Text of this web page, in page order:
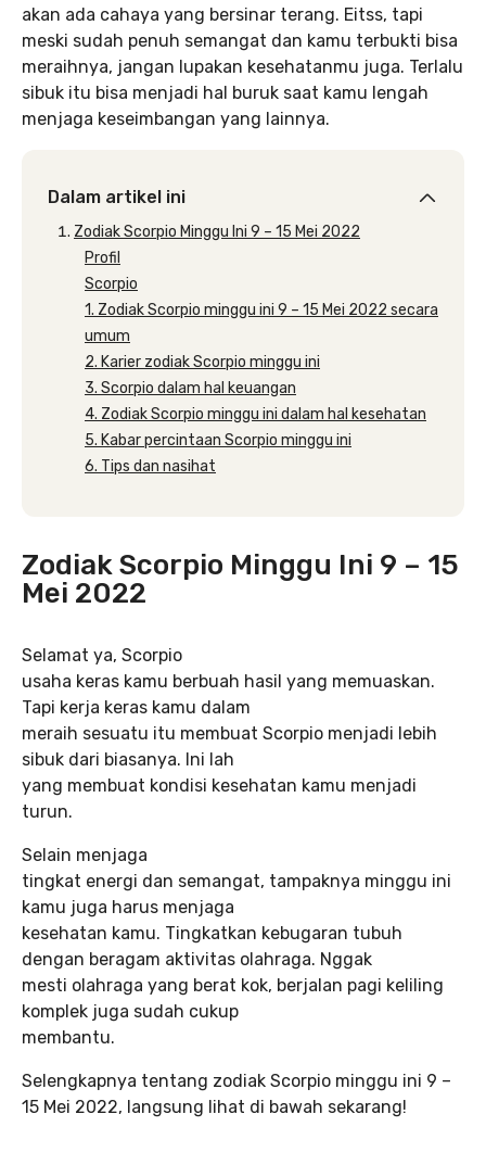
akan ada cahaya yang bersinar terang. Eitss, tapi
meski sudah penuh semangat dan kamu terbukti bisa
meraihnya, jangan lupakan kesehatanmu juga. Terlalu
sibuk itu bisa menjadi hal buruk saat kamu lengah
menjaga keseimbangan yang lainnya.
Dalam artikel ini
Zodiak Scorpio Minggu Ini 9 – 15 Mei 2022
Profil
Scorpio
1. Zodiak Scorpio minggu ini 9 – 15 Mei 2022 secara
umum
2. Karier zodiak Scorpio minggu ini
3. Scorpio dalam hal keuangan
4. Zodiak Scorpio minggu ini dalam hal kesehatan
5. Kabar percintaan Scorpio minggu ini
6. Tips dan nasihat
Zodiak Scorpio Minggu Ini 9 – 15
Mei 2022
Selamat ya, Scorpio
usaha keras kamu berbuah hasil yang memuaskan.
Tapi kerja keras kamu dalam
meraih sesuatu itu membuat Scorpio menjadi lebih
sibuk dari biasanya. Ini lah
yang membuat kondisi kesehatan kamu menjadi
turun.
Selain menjaga
tingkat energi dan semangat, tampaknya minggu ini
kamu juga harus menjaga
kesehatan kamu. Tingkatkan kebugaran tubuh
dengan beragam aktivitas olahraga. Nggak
mesti olahraga yang berat kok, berjalan pagi keliling
komplek juga sudah cukup
membantu.
Selengkapnya tentang zodiak Scorpio minggu ini 9 –
15 Mei 2022, langsung lihat di bawah sekarang!